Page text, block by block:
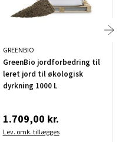
GREENBIO
GreenBio jordforbedring til
leret jord til økologisk
dyrkning 1000 L
1.709,00 kr.
Lev. omk. tillægges